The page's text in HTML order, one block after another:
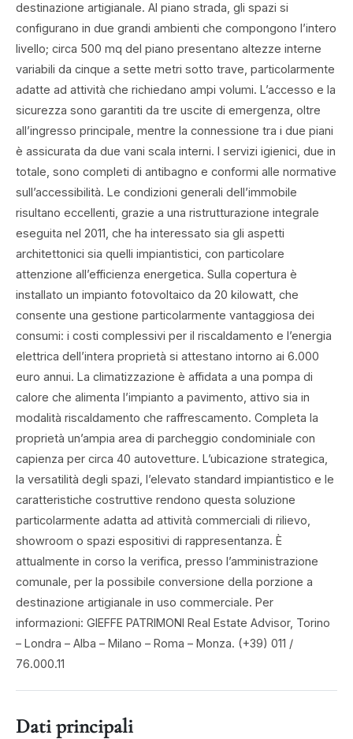
destinazione artigianale. Al piano strada, gli spazi si
configurano in due grandi ambienti che compongono l’intero
livello; circa 500 mq del piano presentano altezze interne
variabili da cinque a sette metri sotto trave, particolarmente
adatte ad attività che richiedano ampi volumi. L’accesso e la
sicurezza sono garantiti da tre uscite di emergenza, oltre
all’ingresso principale, mentre la connessione tra i due piani
è assicurata da due vani scala interni. I servizi igienici, due in
totale, sono completi di antibagno e conformi alle normative
sull’accessibilità. Le condizioni generali dell’immobile
risultano eccellenti, grazie a una ristrutturazione integrale
eseguita nel 2011, che ha interessato sia gli aspetti
architettonici sia quelli impiantistici, con particolare
attenzione all’efficienza energetica. Sulla copertura è
installato un impianto fotovoltaico da 20 kilowatt, che
consente una gestione particolarmente vantaggiosa dei
consumi: i costi complessivi per il riscaldamento e l’energia
elettrica dell’intera proprietà si attestano intorno ai 6.000
euro annui. La climatizzazione è affidata a una pompa di
calore che alimenta l’impianto a pavimento, attivo sia in
modalità riscaldamento che raffrescamento. Completa la
proprietà un’ampia area di parcheggio condominiale con
capienza per circa 40 autovetture. L’ubicazione strategica,
la versatilità degli spazi, l’elevato standard impiantistico e le
caratteristiche costruttive rendono questa soluzione
particolarmente adatta ad attività commerciali di rilievo,
showroom o spazi espositivi di rappresentanza. È
attualmente in corso la verifica, presso l’amministrazione
comunale, per la possibile conversione della porzione a
destinazione artigianale in uso commerciale. Per
informazioni: GIEFFE PATRIMONI Real Estate Advisor, Torino
– Londra – Alba – Milano – Roma – Monza. (+39) 011 /
76.000.11
Dati principali